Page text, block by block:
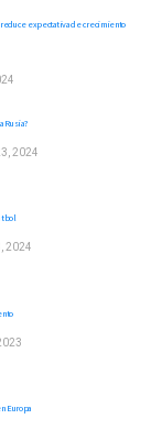
expectativa de crecimiento
Rusia?
2024
2024
Europa